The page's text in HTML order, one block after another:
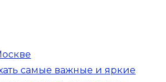
самые важные и яркие